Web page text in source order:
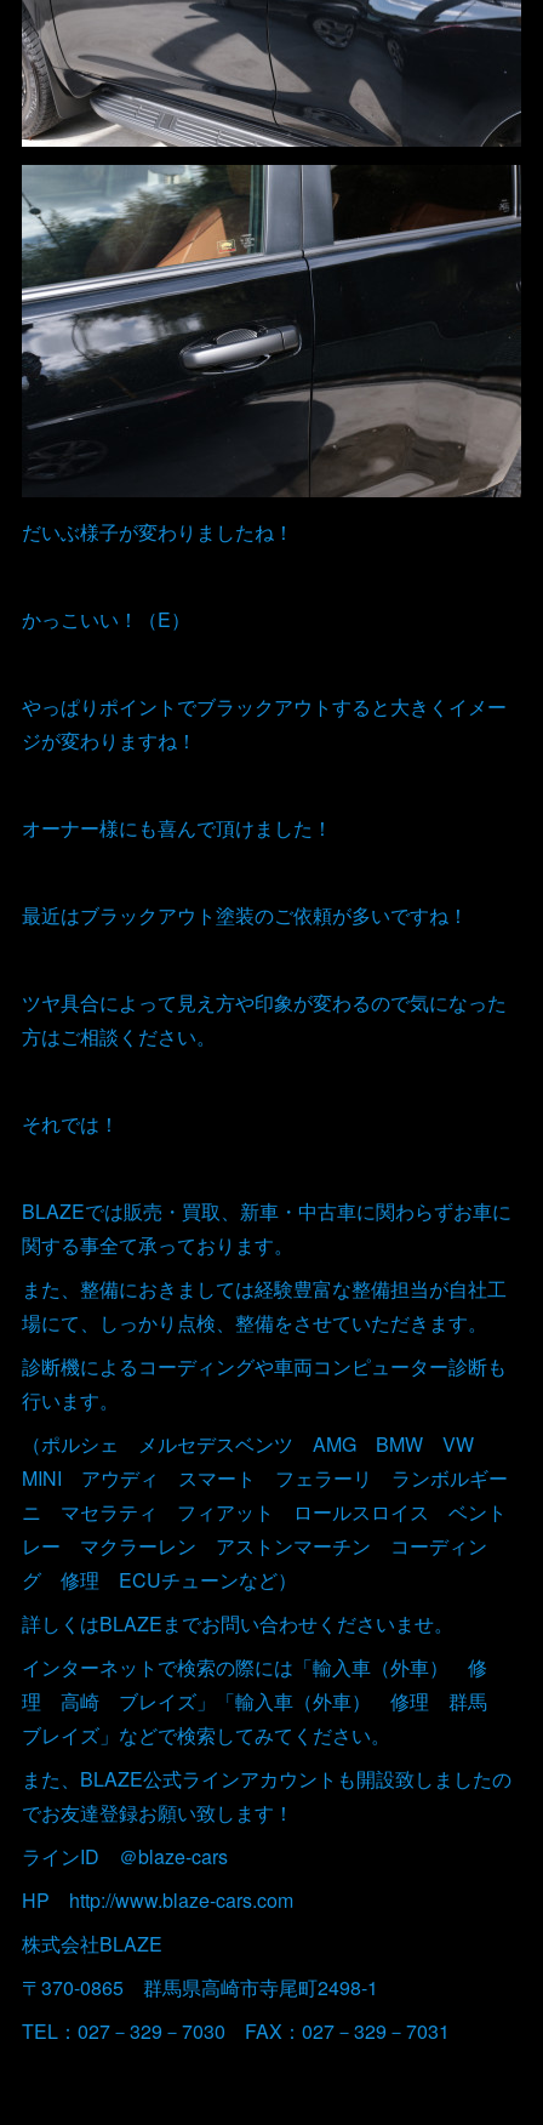
だいぶ様子が変わりましたね！
かっこいい！（E）
やっぱりポイントでブラックアウトすると大きくイメー
ジが変わりますね！
オーナー様にも喜んで頂けました！
最近はブラックアウト塗装のご依頼が多いですね！
ツヤ具合によって見え方や印象が変わるので気になった
方はご相談ください。
それでは！
BLAZEでは販売・買取、新車・中古車に関わらずお車に
関する事全て承っております。
また、整備におきましては経験豊富な整備担当が自社工
場にて、しっかり点検、整備をさせていただきます。
診断機によるコーディングや車両コンピューター診断も
行います。
（ポルシェ メルセデスベンツ AMG BMW VW
MINI アウディ スマート フェラーリ ランボルギー
ニ マセラティ フィアット ロールスロイス ベント
レー マクラーレン アストンマーチン コーディン
グ 修理 ECUチューンなど）
詳しくはBLAZEまでお問い合わせくださいませ。
インターネットで検索の際には「輸入車（外車） 修
理 高崎 ブレイズ」「輸入車（外車） 修理 群馬
ブレイズ」などで検索してみてください。
また、BLAZE公式ラインアカウントも開設致しましたの
でお友達登録お願い致します！
ラインID ＠blaze-cars
HP http://www.blaze-cars.com
株式会社BLAZE
〒370-0865 群馬県高崎市寺尾町2498-1
TEL：027－329－7030 FAX：027－329－7031